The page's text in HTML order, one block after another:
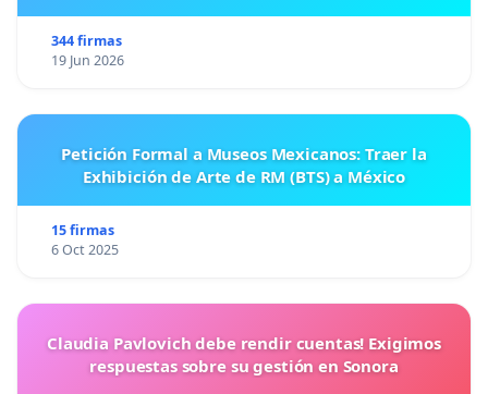
344 firmas
19 Jun 2026
Petición Formal a Museos Mexicanos: Traer la
Exhibición de Arte de RM (BTS) a México
15 firmas
6 Oct 2025
Claudia Pavlovich debe rendir cuentas! Exigimos
respuestas sobre su gestión en Sonora